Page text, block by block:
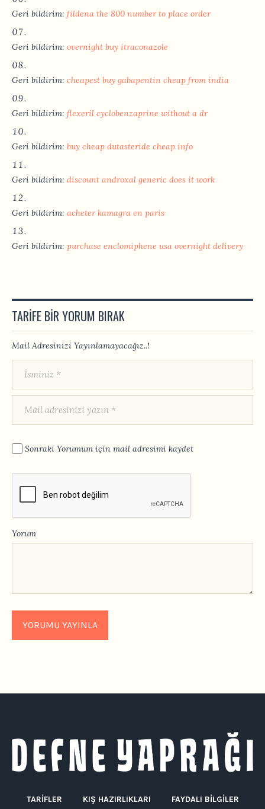
Geri bildirim: fildena the 800 number to place order
Geri bildirim: overnight buy itraconazole
Geri bildirim: cheapest buy gabapentin cheap from india
Geri bildirim: flexeril cyclobenzaprine without a dr
Geri bildirim: buy cheap dutasteride cheap info
Geri bildirim: discount androxal generic does it work
Geri bildirim: acheter kamagra en paris
Geri bildirim: purchase enclomiphene usa overnight delivery
TARIFE BIR YORUM BIRAK
Mail Adresinizi Yayınlamayacağız..!
Sonraki Yorumum için mail adresimi kaydet
Yorum
TARIFLER KIŞ HAZIRLIKLARI FAYDALI BILGILER